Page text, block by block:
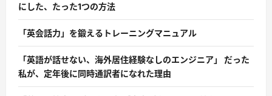
にした、たった1つの方法
「英会話力」を鍛えるトレーニングマニュアル
「英語が話せない、海外居住経験なしのエンジニア」 だった
私が、定年後に同時通訳者になれた理由